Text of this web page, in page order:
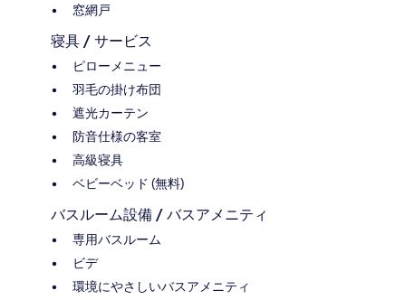
窓網戸
寝具 / サービス
ピローメニュー
羽毛の掛け布団
遮光カーテン
防音仕様の客室
高級寝具
ベビーベッド (無料)
バスルーム設備 / バスアメニティ
専用バスルーム
ビデ
環境にやさしいバスアメニティ